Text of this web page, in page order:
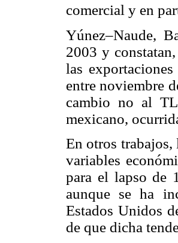
comercial y en
Yúnez–Naude,
2003 y
las
entre noviembre
cambio no al
mexicano,
En otros trabajos,
variables
para el lapso de
aunque se ha
Estados Unidos
de que dicha